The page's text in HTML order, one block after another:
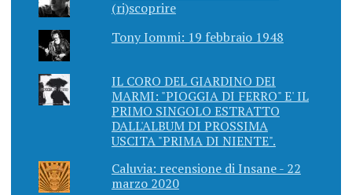
(ri)scoprire
Tony Iommi: 19 febbraio 1948
IL CORO DEL GIARDINO DEI
MARMI: "PIOGGIA DI FERRO" E' IL
PRIMO SINGOLO ESTRATTO
DALL'ALBUM DI PROSSIMA
USCITA "PRIMA DI NIENTE".
Caluvia: recensione di Insane - 22
marzo 2020